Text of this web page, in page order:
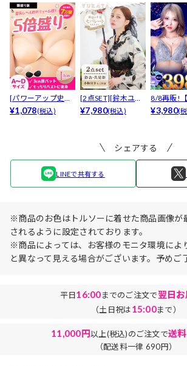
[パワーアップ史上
最強5倍盛りアップ
¥1,078(税込)
[2点SET][鈴木ユリ
ア(baby)...
¥7,980(税込)
8/8再販!
ブラセット
¥3,980(
シェアする
LINEで共有する
※商品のお色はトルソーに着せた商品画像が
されるように設定されております。
※商品によっては、お客様のモニタ環境によ
と異なって見える場合がございます。予めご
平日16:00までのご注文で翌日
（土日祝は15:00まで）
11,000円以上(税込)のご注文で送
（配送料一律 690円）